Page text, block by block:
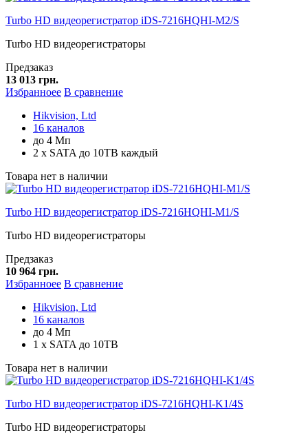
Turbo HD видеорегистратор iDS-7216HQHI-M2/S
Turbo HD видеорегистраторы
Предзаказ
13 013 грн.
Избранноее В сравнение
Hikvision, Ltd
16 каналов
до 4 Мп
2 x SATA до 10TB каждый
Товара нет в наличии
Turbo HD видеорегистратор iDS-7216HQHI-M1/S
Turbo HD видеорегистраторы
Предзаказ
10 964 грн.
Избранноее В сравнение
Hikvision, Ltd
16 каналов
до 4 Мп
1 x SATA до 10TB
Товара нет в наличии
Turbo HD видеорегистратор iDS-7216HQHI-K1/4S
Turbo HD видеорегистраторы